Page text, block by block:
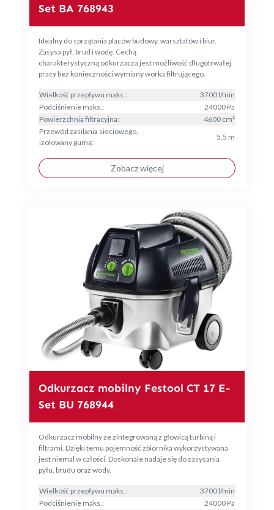
Set BA 768943
Idealny do sprzątania placów budowy, warsztatów i biur.
Zasysa pył, brud i wodę. Cechą
charakterystyczną odkurzacza jest możliwość długotrwałej
pracy bez konieczności wymiany worka filtrującego.
Wielkość przepływu maks.:
3700 l/min
Podciśnienie maks.:
24000 Pa
Powierzchnia filtracyjna:
4600 cm²
Przewód zasilania sieciowego,
izolowany gumą:
5,5 m
Zobacz więcej
Odkurzacz mobilny Festool CT 17 E-
Set BU 768944
Odkurzacz mobilny ze zintegrowaną z głowicą turbiną i
filtrami. Dzięki temu pojemność zbiornika wykorzystywana
jest niemal w całości. Doskonale nadaje się do zasysania
pyłu, brudu oraz wody.
Wielkość przepływu maks.:
3700 l/min
Podciśnienie maks.:
24000 Pa